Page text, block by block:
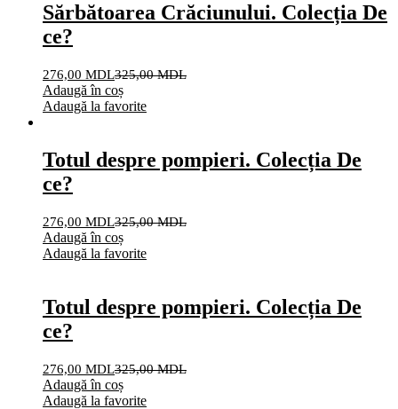
Sărbătoarea Crăciunului. Colecția De
ce?
276,00 MDL325,00MDL
Adaugă în coș
Adaugă la favorite
Totul despre pompieri. Colecția De
ce?
276,00 MDL325,00MDL
Adaugă în coș
Adaugă la favorite
Totul despre pompieri. Colecția De
ce?
276,00 MDL325,00MDL
Adaugă în coș
Adaugă la favorite